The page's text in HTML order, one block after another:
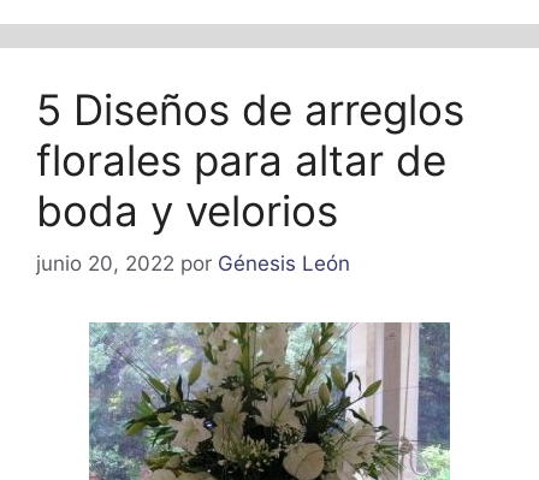
5 Diseños de arreglos
florales para altar de
boda y velorios
junio 20, 2022 por Génesis León